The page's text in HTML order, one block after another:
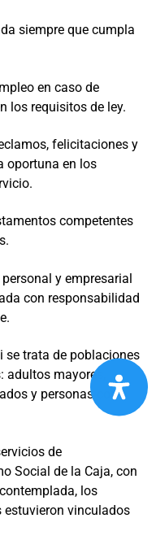
siempre que cumpla
en caso de
los requisitos de ley.
felicitaciones y
oportuna en los
competentes
y empresarial
con responsabilidad
se trata de poblaciones
mayores,
y personas con
de
Social de la Caja, con
los
estuvieron vinculados